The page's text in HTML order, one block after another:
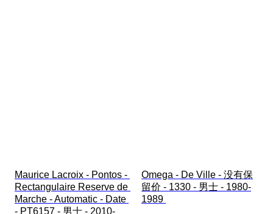
Maurice Lacroix - Pontos -
Rectangulaire Reserve de
Marche - Automatic - Date
- PT6157 - 男士 - 2010-
Omega - De Ville - 没有保
留价 - 1330 - 男士 - 1980-
1989